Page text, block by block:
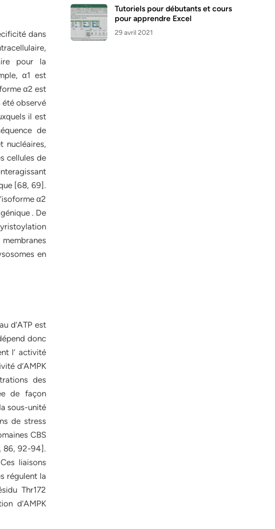
dans
pour la
α1 est
α2 est
été observé
il est
de
nucléaires,
cellules de
[68, 69].
α2
. De
en
d’ATP est
donc
l’ activité
d’AMPK
des
de façon
sous-unité
de stress
CBS
86, 92-94].
liaisons
régulent la
Thr172
d’AMPK
Tutoriels pour débutants et cours
pour apprendre Excel
29 avril 2021